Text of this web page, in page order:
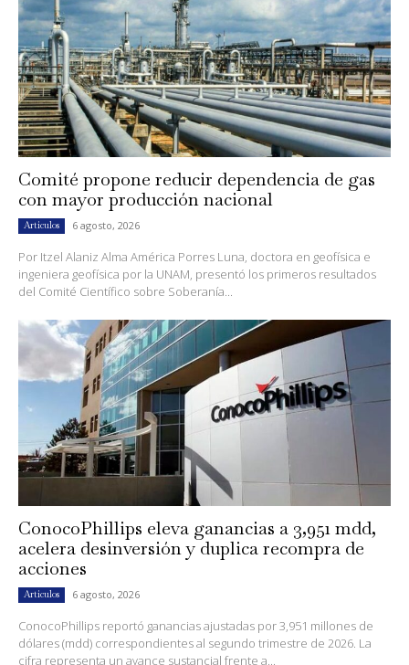
Comité propone reducir dependencia de gas
con mayor producción nacional
Artículos 6 agosto, 2026
Por Itzel Alaniz Alma América Porres Luna, doctora en geofísica e
ingeniera geofísica por la UNAM, presentó los primeros resultados
del Comité Científico sobre Soberanía...
ConocoPhillips eleva ganancias a 3,951 mdd,
acelera desinversión y duplica recompra de
acciones
Artículos 6 agosto, 2026
ConocoPhillips reportó ganancias ajustadas por 3,951 millones de
dólares (mdd) correspondientes al segundo trimestre de 2026. La
cifra representa un avance sustancial frente a...